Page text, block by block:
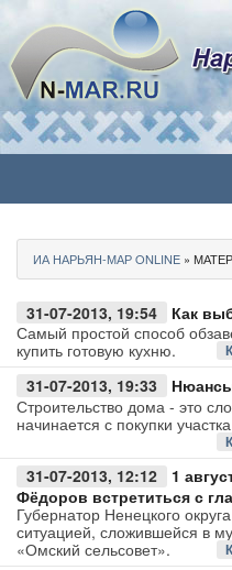
Политика
Бизнес
Общество
Культура
Медиа
Авто
ИА НАРЬЯН-МАР ONLINE »
31-07-2013, 19:54
Как
Самый простой способ
купить готовую кухню.
31-07-2013, 19:33
Строительство дома - это
начинается с покупки
31-07-2013, 12:12
1
Фёдоров встретиться с
Губернатор Ненецкого
ситуацией, сложившейся в
«Омский сельсовет».